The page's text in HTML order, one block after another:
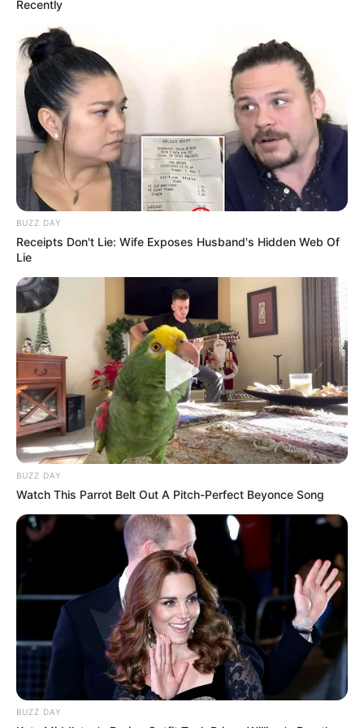
Olympic Message (1)
a prouvé sa compétitivité en
terminant deuxième dans la course clé du 16
octobre. Son entraîneur, Nicolas Perret, confirme
qu’il est en pleine forme. Avec un bon parcours, il
peut visiter le cercle des vainqueurs. Son expérience
sur ce tracé et son aptitude à finir fort en font un
sérieux prétendant.
SALALAH (7)
: La Régularité Paie Toujours
Salalah (7)enchaîne les performances solides, avec
trois accessits consécutifs en Quinté+. Elle apprécie
Saint-Cloud et le terrain souple. Son numéro de
crédible pour la victoire.
GILDED DRAGON (8): Le Spécialiste des Surprises
Gilded Dragon (8)a créé la sensation en terminant
deuxième à 67/1 lors de son dernier Quinté+. Il a
déjà remporté un Quinté+ à Saint-Cloud et semble en
mesure de confirmer. Malgré un numéro de stalle
défavorable, son association avec Maxime Guyon
impose la méfiance.
Les Secondes Chances : Ceux Qui
Peuvent Tout Changer
DIVIDE AND RULE (3): Une Jument en Progression
Divide and Rule (3)a confirmé son aptitude pour
les pistes souples en terminant quatrième dans la
course de référence. Moins nerveuse et plus
endurante, elle pourrait surprendre. Son
entraîneur, Jean-Pierre Gauvin, la dit en excellente
forme.
Recently
BUZZ DAY
Receipts Don't Lie: Wife Exposes Husband's Hidden Web Of
Lie
BUZZ DAY
Watch This Parrot Belt Out A Pitch-Perfect Beyonce Song
BUZZ DAY